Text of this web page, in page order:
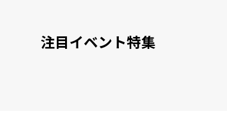
注目イベント特集